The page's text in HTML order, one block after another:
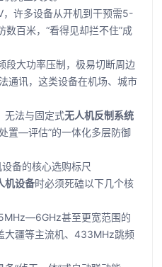
，许多设备从开机到干预需5-
百米，“看得见却拦不住”成
段大功率压制，极易切断周边
通讯，这类设备在机场、城市
无法与固定式无人机反制系统
—评估”的一体化多层防御
备的核心选购标尺
机设备时必须死磕以下几个核
甚至更宽范围的
大疆等主流机、433MHz跳频